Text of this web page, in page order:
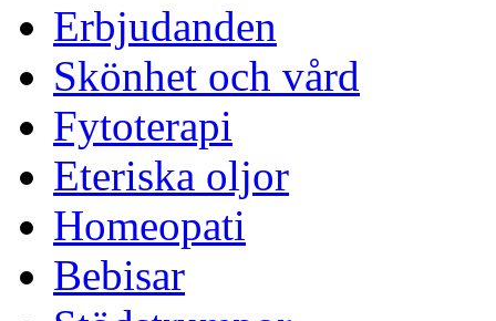
Erbjudanden
Skönhet och vård
Fytoterapi
Eteriska oljor
Homeopati
Bebisar